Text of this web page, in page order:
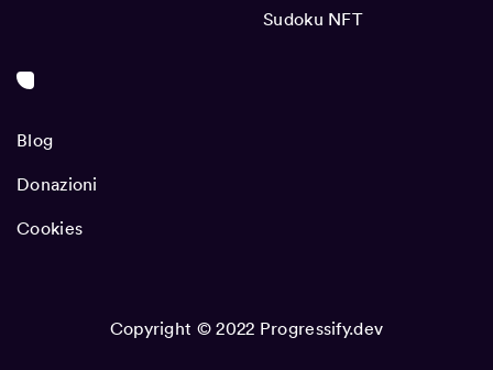
Sudoku NFT
Blog
Donazioni
Cookies
Copyright © 2022 Progressify.dev